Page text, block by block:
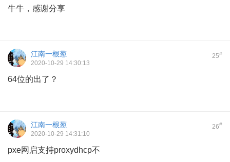
牛牛，感谢分享
25#
江南一根葱
2020-10-29 14:30:13
64位的出了？
26#
江南一根葱
2020-10-29 14:31:10
pxe网启支持proxydhcp不